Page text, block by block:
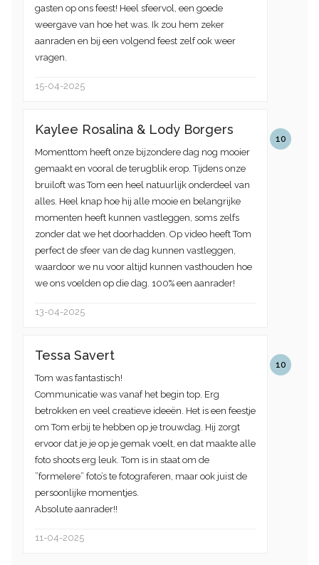
gasten op ons feest! Heel sfeervol, een goede
weergave van hoe het was. Ik zou hem zeker
aanraden en bij een volgend feest zelf ook weer
vragen.
15-04-2025
10
Kaylee Rosalina & Lody Borgers
Momenttom heeft onze bijzondere dag nog mooier
gemaakt en vooral de terugblik erop. Tijdens onze
bruiloft was Tom een heel natuurlijk onderdeel van
alles. Heel knap hoe hij alle mooie en belangrijke
momenten heeft kunnen vastleggen, soms zelfs
zonder dat we het doorhadden. Op video heeft Tom
perfect de sfeer van de dag kunnen vastleggen,
waardoor we nu voor altijd kunnen vasthouden hoe
we ons voelden op die dag. 100% een aanrader!
13-04-2025
10
Tessa Savert
Tom was fantastisch!
Communicatie was vanaf het begin top. Erg
betrokken en veel creatieve ideeën. Het is een feestje
om Tom erbij te hebben op je trouwdag. Hij zorgt
ervoor dat je je op je gemak voelt, en dat maakte alle
foto shoots erg leuk. Tom is in staat om de
”formelere” foto’s te fotograferen, maar ook juist de
persoonlijke momentjes.
Absolute aanrader!!
11-04-2025